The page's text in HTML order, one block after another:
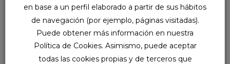
formularios, enviar correos electrónicos y esperar la
aprobación de sus informes. Con la digitalización, los
empleados pueden presentar sus informes de forma
remota, rápida y sencilla, lo que ahorra tiempo y
reduce la carga administrativa. Además, soluciones
en base a un perfil elaborado a partir de sus hábitos
de navegación (por ejemplo, páginas visitadas).
Puede obtener más información en nuestra
Política de Cookies. Asimismo, puede aceptar
todas las cookies propias y de terceros que